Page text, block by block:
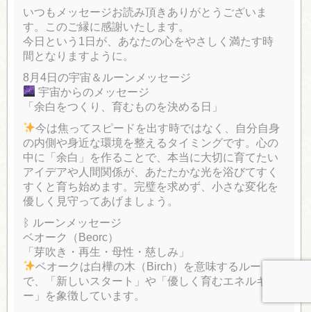
いつもメッセージお読み頂きありがとうございま
す。このご縁に感謝いたします。
今日という1日が、あなたの心をやさしく満たす時
間となりますように。
8月4日の宇宙＆ルーンメッセージ
宇宙からのメッセージ
「余白をつくり、育むものを決める日」
今は焦ってスピードを出す時ではなく、自分自身
の内側や身近な環境を整えるタイミングです。心の
中に「余白」を作ることで、本当に大切に育てたい
アイデアや人間関係が、あたたかな光を浴びてすく
すくと育ち始めます。完璧を求めず、小さな変化を
優しく見守ってあげましょう。
ᛒ ルーンメッセージ
ベオーク（Beorc）
「芽吹き・再生・母性・慈しみ」
ベオークは白樺の木（Birch）を意味するルーン
で、「新しいスタート」や「優しく育むエネルギ
ー」を象徴しています。